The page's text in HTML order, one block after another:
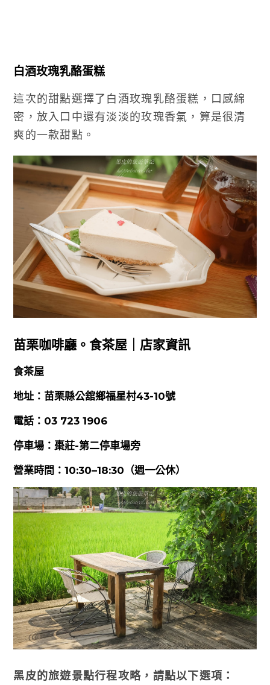
白酒玫瑰乳酪蛋糕
這次的甜點選擇了白酒玫瑰乳酪蛋糕，口感綿
密，放入口中還有淡淡的玫瑰香氣，算是很清
爽的一款甜點。
苗栗咖啡廳。食茶屋｜店家資訊
食茶屋
地址：苗栗縣公舘鄉福星村43-10號
電話：03 723 1906
停車場：棗莊-第二停車場旁
營業時間：10:30–18:30（週一公休）
黑皮的旅遊景點行程攻略，請點以下選項：